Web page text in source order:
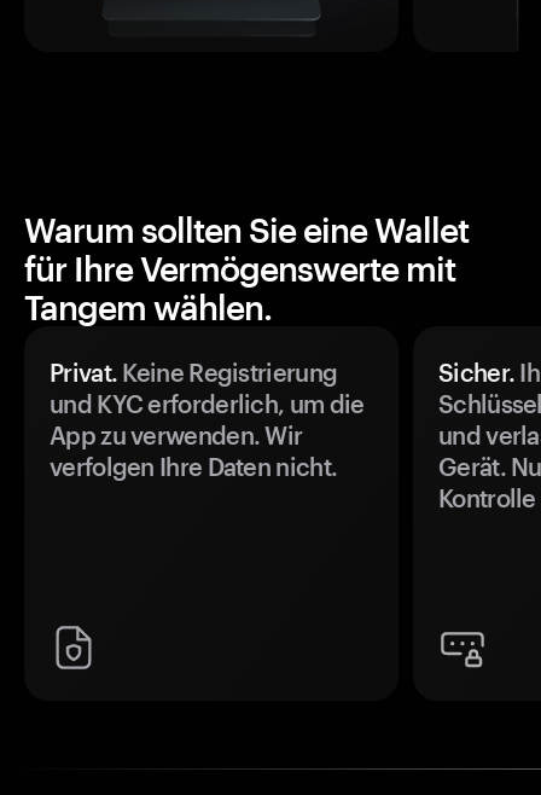
Warum sollten Sie eine Wallet
für Ihre Vermögenswerte mit
Tangem wählen.
Privat. Keine Registrierung
und KYC erforderlich, um die
App zu verwenden. Wir
verfolgen Ihre Daten nicht.
Sicher.
und
Gerät.